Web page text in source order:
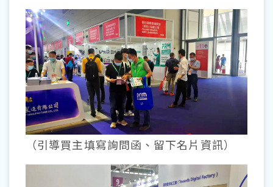
（引導買主填寫詢問函、留下名片資訊）